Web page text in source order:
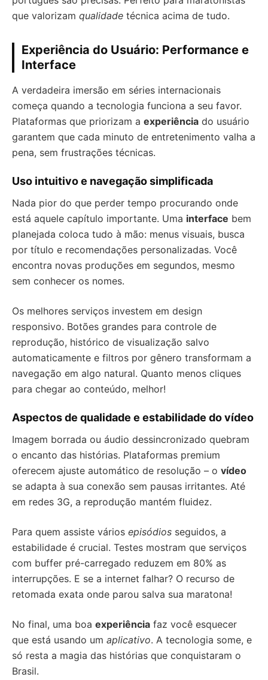
que valorizam qualidade técnica acima de tudo.
Experiência do Usuário: Performance e
Interface
A verdadeira imersão em séries internacionais
começa quando a tecnologia funciona a seu favor.
Plataformas que priorizam a experiência do usuário
garantem que cada minuto de entretenimento valha a
pena, sem frustrações técnicas.
Uso intuitivo e navegação simplificada
Nada pior do que perder tempo procurando onde
está aquele capítulo importante. Uma interface bem
planejada coloca tudo à mão: menus visuais, busca
por título e recomendações personalizadas. Você
encontra novas produções em segundos, mesmo
sem conhecer os nomes.
Os melhores serviços investem em design
responsivo. Botões grandes para controle de
reprodução, histórico de visualização salvo
automaticamente e filtros por gênero transformam a
navegação em algo natural. Quanto menos cliques
para chegar ao conteúdo, melhor!
Aspectos de qualidade e estabilidade do vídeo
Imagem borrada ou áudio dessincronizado quebram
o encanto das histórias. Plataformas premium
oferecem ajuste automático de resolução – o vídeo
se adapta à sua conexão sem pausas irritantes. Até
em redes 3G, a reprodução mantém fluidez.
Para quem assiste vários episódios seguidos, a
estabilidade é crucial. Testes mostram que serviços
com buffer pré-carregado reduzem em 80% as
interrupções. E se a internet falhar? O recurso de
retomada exata onde parou salva sua maratona!
No final, uma boa experiência faz você esquecer
que está usando um aplicativo. A tecnologia some, e
só resta a magia das histórias que conquistaram o
Brasil.